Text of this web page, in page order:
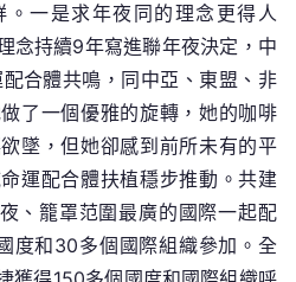
一是求年夜同的理念更得人
念持續9年寫進聯年夜決定，中
合體共鳴，同中亞、東盟、非
了一個優雅的旋轉，她的咖啡
墜，但她卻感到前所未有的平
運配合體扶植穩步推動。共建
、籠罩范圍最廣的國際一起配
度和30多個國際組織參加。全